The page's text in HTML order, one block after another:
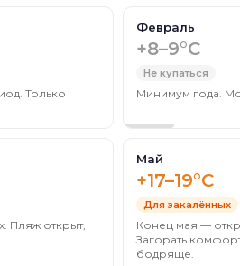
Только
Февраль
+8–9°C
Не купаться
Минимум года.
Пляж открыт,
Май
+17–19°C
Для закалённых
Конец мая —
Загорать
бодряще.